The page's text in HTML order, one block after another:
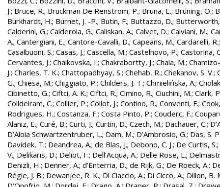
J.; Bruce, R.; Brückman De Renstrom, P.; Bruna, E.; Brüning, O.;
Burkhardt, H.; Burnet, J. -P.; Butin, F.; Buttazzo, D.;
Calderini, G.; Calderola, G.; Caliskan, A.; Calvet, D.; Calviani, M.;
A.; Cantergiani, E.; Cantore-Cavalli, D.; Capeans, M.; Cardarelli, R.
Casalbuoni, S.; Casas, J.; Cascella, M.; Castelnovo, P.; Castorina,
Cervantes, J.; Chaikovska, I.; Chakrabortty, J.; Chala, M.;
J.; Charles, T. K.; Chattopadhyay, S.; Chehab, R.; Chekanov, S. V.;
G.; Chiesa, M.; Chiggiato, P.; Childers, J. T.; Chmielińska, A.;
Cibinetto, G.; Ciftci, A. K.; Ciftci, R.; Cimino, R.; Ciuchini, M.; Clark,
Colldelram, C.; Collier, P.; Collot, J.; Contino, R.; Conventi, F.;
Rodrigues, H.; Costanza, F.; Costa Pinto, P.; Couderc, F.;
Alaniz, E.; Curé, B.; Curti, J.; Curtin, D.; Czech, M.; Dachauer, C.;
D’Aloia Schwartzentruber, L.; Dam, M.; D’Ambrosio, G.; Das, S.
Davidek, T.; Deandrea, A.; de Blas, J.; Debono, C. J.; De Curtis, S.;
V.; Delikaris, D.; Deliot, F.; Dell’Acqua, A.; Delle Rose, L.;
Denizli, H.; Denner, A.; d’Enterria, D.; de Rijk, G.; De Roeck, A.;
Régie, J. B.; Dewanjee, R. K.; Di Ciaccio, A.; Di Cicco, A.; Dillon, B.